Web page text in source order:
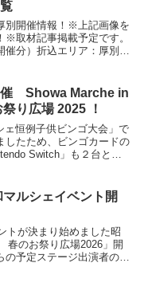
別開催情報！※上記画像を
取材記事掲載予定です。
催分）折込エリア：厚別中
催 Showa Marche in
り広場 2025 ！
ェ恒例子供ビンゴ大会」で
したため、ビンゴカードの
Switch」も２台と景
ルシェイベント開
トが決まり始めました昭
のお祭り広場2026」開
の予定ステージ出演者の募